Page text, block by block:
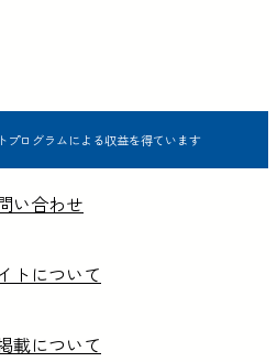
プログラムによる収益を得ています
い合わせ
トについて
載について